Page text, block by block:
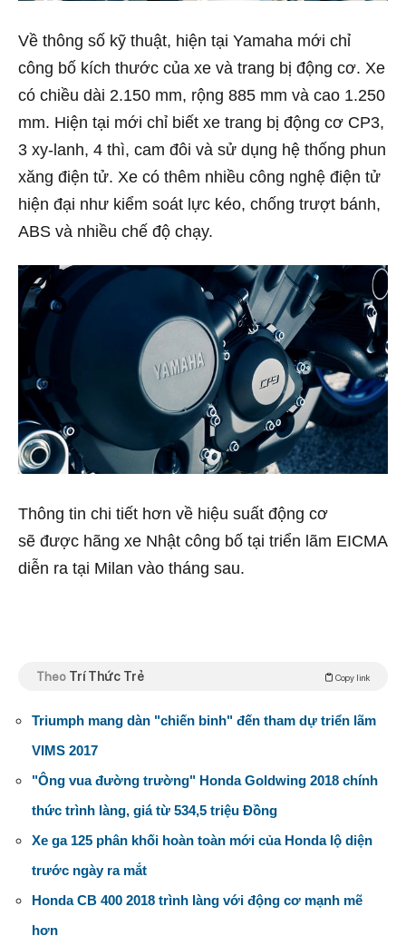
Về thông số kỹ thuật, hiện tại Yamaha mới chỉ
công bố kích thước của xe và trang bị động cơ. Xe
có chiều dài 2.150 mm, rộng 885 mm và cao 1.250
mm. Hiện tại mới chỉ biết xe trang bị động cơ CP3,
3 xy-lanh, 4 thì, cam đôi và sử dụng hệ thống phun
xăng điện tử. Xe có thêm nhiều công nghệ điện tử
hiện đại như kiểm soát lực kéo, chống trượt bánh,
ABS và nhiều chế độ chạy.
Thông tin chi tiết hơn về hiệu suất động cơ
sẽ được hãng xe Nhật công bố tại triển lãm EICMA
diễn ra tại Milan vào tháng sau.
Theo Trí Thức Trẻ Copy link
Triumph mang dàn "chiến binh" đến tham dự triển lãm
VIMS 2017
"Ông vua đường trường" Honda Goldwing 2018 chính
thức trình làng, giá từ 534,5 triệu Đồng
Xe ga 125 phân khối hoàn toàn mới của Honda lộ diện
trước ngày ra mắt
Honda CB 400 2018 trình làng với động cơ mạnh mẽ
hơn